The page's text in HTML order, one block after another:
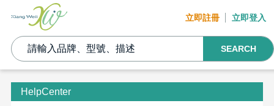
立即註冊 立即登入
SEARCH
HelpCenter